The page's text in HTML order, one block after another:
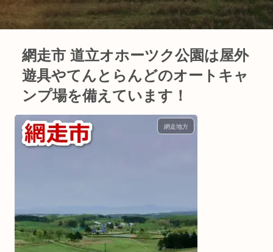
網走市 道立オホーツク公園は屋外
遊具やてんとらんどのオートキャ
ンプ場を備えています！
網走地方